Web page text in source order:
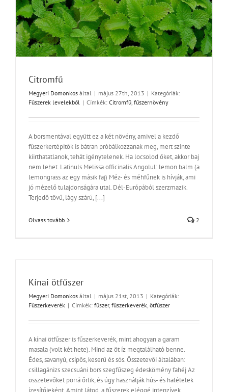
Citromfű
Megyeri Domonkos által | május 27th, 2013 | Kategóriák:
Fűszerek levelekből | Címkék: Citromfű fűszernövény
A borsmentával együtt ez a két növény, amivel a kezdő
fűszerkertépítők is bátran próbálkozzanak meg, mert szinte
kiirthatatlanok, tehát igénytelenek. Ha locsolod őket, akkor baj
nem lehet. Latinuls Melissa officinalis Angolul: lemon balm (a
lemongrass az egy másik faj) Méz- és méhfűnek is hívják, ami
jó mézelő tulajdonságára utal. Dél-Európából szerzmazik.
Terjedő tövű, lágy szárú, [...]
Olvass tovább 2
Kínai ötfűszer
Megyeri Domonkos által | május 21st, 2013 | Kategóriák:
Fűszerkeverék | Címkék: fűszer, fűszerkeverék, ötfűszer
A kínai ötfűszer is fűszerkeverék, mint ahogyan a garam
masala (volt két hete). Mind az öt íz megtalálható benne.
Édes, savanyú, csípős, keserű és sós. Összetevői általában:
csillagánizs szecsuáni bors szegfűszeg édeskömény fahéj Az
összetevőket porrá őrlik, és úgy használják hús- és halételek
ízesítőjeként. Amint látod, a fűszerek eléggé intenzívek,